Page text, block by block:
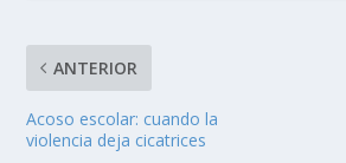
ANTERIOR
Acoso escolar: cuando la
violencia deja cicatrices